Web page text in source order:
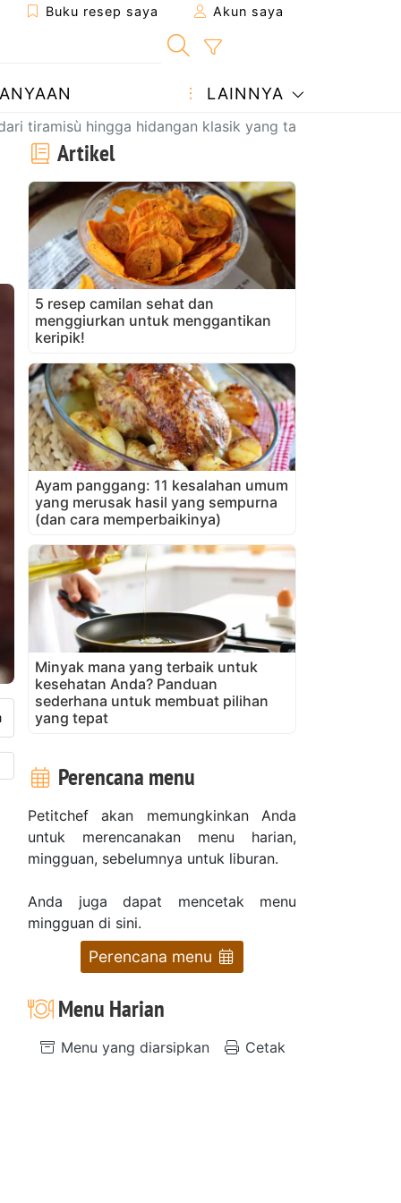
Buku resep saya Akun saya
LAINNYA
tiramisù hingga hidangan klasik yang tak lekang oleh
Artikel
5 resep camilan sehat dan
menggiurkan untuk menggantikan
keripik!
Ayam panggang: 11 kesalahan umum
yang merusak hasil yang sempurna
(dan cara memperbaikinya)
Minyak mana yang terbaik untuk
kesehatan Anda? Panduan
sederhana untuk membuat pilihan
yang tepat
Perencana menu
Petitchef akan memungkinkan Anda
untuk merencanakan menu harian,
mingguan, sebelumnya untuk liburan.
Anda juga dapat mencetak menu
mingguan di sini.
Perencana menu
Menu Harian
Menu yang diarsipkan Cetak